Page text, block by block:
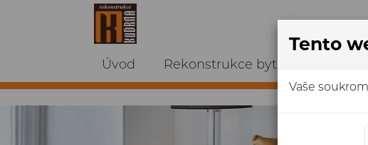
Úvod Rekonstrukce bytů a domů
Tento
Vaše